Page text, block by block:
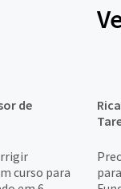
de
curso para